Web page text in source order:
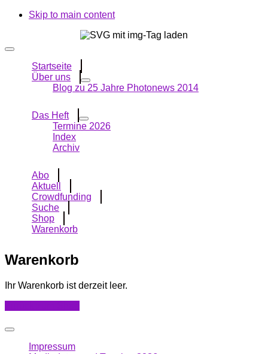
Skip to main content
Startseite
Über uns
Blog zu 25 Jahre Photonews 2014
Das Heft
Termine 2026
Index
Archiv
Abo
Aktuell
Crowdfunding
Suche
Shop
Warenkorb
Warenkorb
Ihr Warenkorb ist derzeit leer.
Impressum